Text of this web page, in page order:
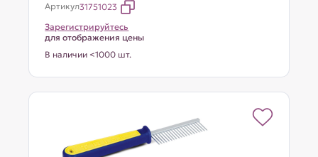
Артикул31751023
Зарегистрируйтесь
для отображения цены
В наличии <1000 шт.